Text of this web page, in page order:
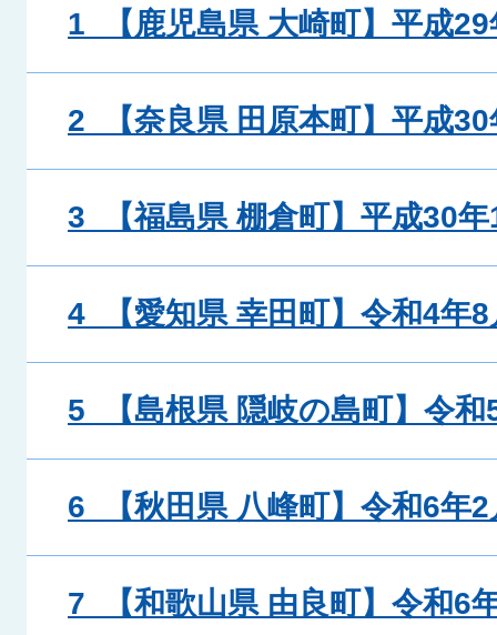
1_【鹿児島県 大崎町】平成
2_【奈良県 田原本町】平成
3_【福島県 棚倉町】平成30
4_【愛知県 幸田町】令和4年
5_【島根県 隠岐の島町】令
6_【秋田県 八峰町】令和6年
7_【和歌山県 由良町】令和6